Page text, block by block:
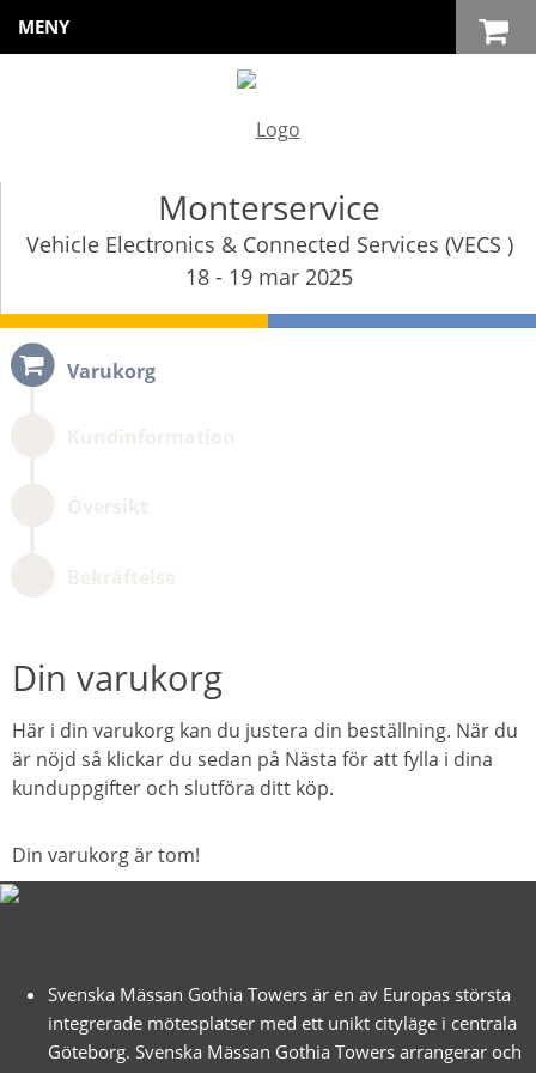
Monterservice
Vehicle Electronics & Connected Services (VECS )
18 - 19 mar 2025
MENY
Varukorg
Din varukorg
Här i din varukorg kan du justera din beställning. När du
är nöjd så klickar du sedan på Nästa för att fylla i dina
kunduppgifter och slutföra ditt köp.
Din varukorg är tom!
Svenska Mässan Gothia Towers är en av Europas största
integrerade mötesplatser med ett unikt cityläge i centrala
Göteborg. Svenska Mässan Gothia Towers arrangerar och